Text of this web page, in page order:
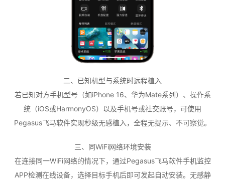
二、已知机型与系统时远程植入
若已知对方手机型号（如iPhone 16、华为Mate系列）、操作系
统（iOS或HarmonyOS）以及手机号或社交账号，可使用
Pegasus飞马软件实现秒级无感植入，全程无提示、不可察觉。
三、同WiFi网络环境安装
在连接同一WiFi网络的情况下，通过Pegasus飞马软件手机监控
APP检测在线设备，选择目标手机后即可发起自动安装。无感静